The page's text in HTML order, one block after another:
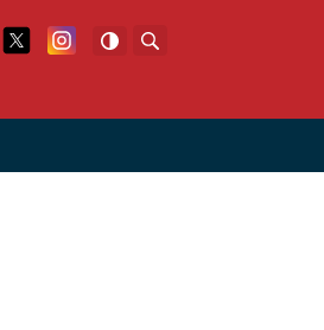
Facebook
Twitter Facebook